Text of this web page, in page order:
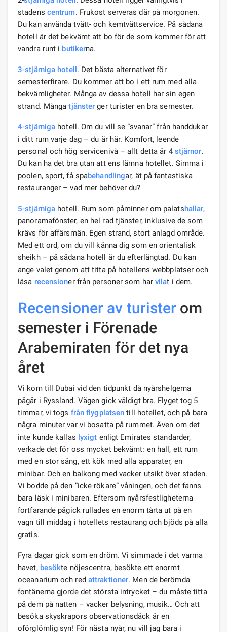
stadens centrum. Frukost serveras där på morgonen.
Du kan använda tvätt- och kemtvättservice. På sådana
hotell är det bekvämt att bo för de som kommer för att
vandra runt i butikerna.
3-stjärniga hotell . Det bästa alternativet för
semesterfirare. Du kommer att bo i ett rum med alla
bekvämligheter. Många av dessa hotell har sin egen
strand. Mångatjänster ger turister en bra semester.
4-stjärniga hotell. Om du vill se ”svanar” från handdukar
i ditt rum varje dag – du är här. Komfort, leende
personal och hög servicenivå – allt detta är 4 stjärnor.
Du kan ha det bra utan att ens lämna hotellet. Simma i
poolen, sport, få spabehandlingar, ät på fantastiska
restauranger – vad mer behöver du?
5-stjärniga hotell. Rum som påminner om palatshallar,
panoramafönster, en hel rad tjänster, inklusive de som
krävs för affärsmän. Egen strand, stort anlagd område.
Med ett ord, om du vill känna dig som en orientalisk
sheikh – på sådana hotell är du efterlängtad. Du kan
ange valet genom att titta på hotellens webbplatser och
läsa recensioner från personer som har vilat i dem.
Recensioner av turister om
semester i Förenade
Arabemiraten för det nya
året
Vi kom till Dubai vid den tidpunkt då nyårshelgerna
pågår i Ryssland. Vägen gick väldigt bra. Flyget tog 5
timmar, vi togs från flygplatsen till hotellet, och på bara
några minuter var vi bosatta på rummet. Även om det
inte kunde kallas lyxigt enligt Emirates standarder,
verkade det för oss mycket bekvämt: en hall, ett rum
med en stor säng, ett kök med alla apparater, en
minibar. Och en balkong med vacker utsikt över staden.
Vi bodde på den ”icke-rökare” våningen, och det fanns
bara läsk i minibaren. Eftersom nyårsfestligheterna
fortfarande pågick rullades en enorm tårta ut på en
vagn till middag i hotellets restaurang och bjöds på alla
gratis.
Fyra dagar gick som en dröm. Vi simmade i det varma
havet, besökte nöjescentra, besökte ett enormt
oceanarium och red attraktioner. Men de berömda
fontänerna gjorde det största intrycket – du måste titta
på dem på natten – vacker belysning, musik… Och att
besöka skyskrapors observationsdäck är en
oförglömlig syn! För nästa nyår, nu vill jag bara i